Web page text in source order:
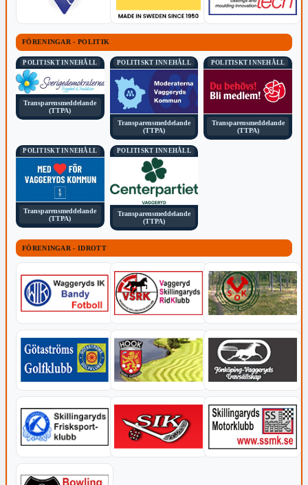
FÖRENINGAR - POLITIK
POLITISKT INNEHÅLL
Transparensmeddelande
(TTPA)
POLITISKT INNEHÅLL
Transparensmeddelande
(TTPA)
POLITISKT INNEHÅLL
Transparensmeddelande
(TTPA)
POLITISKT INNEHÅLL
Transparensmeddelande
(TTPA)
POLITISKT INNEHÅLL
Transparensmeddelande
(TTPA)
FÖRENINGAR - IDROTT